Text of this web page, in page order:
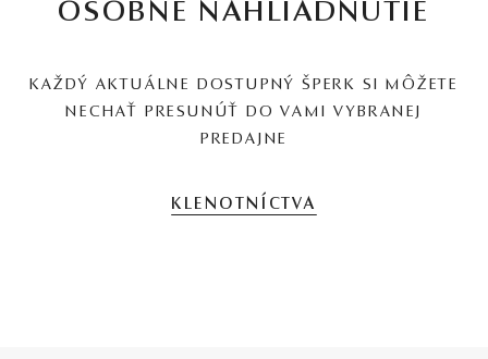
OSOBNÉ NAHLIADNUTIE
KAŽDÝ AKTUÁLNE DOSTUPNÝ ŠPERK SI MÔŽETE
NECHAŤ PRESUNÚŤ DO VAMI VYBRANEJ
PREDAJNE
KLENOTNÍCTVA